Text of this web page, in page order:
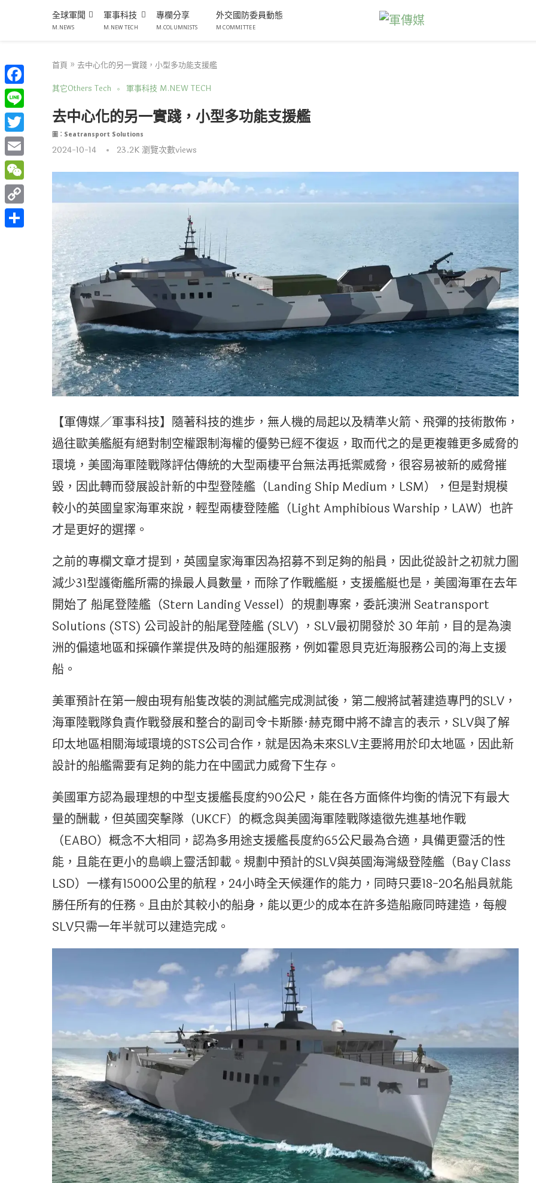
全球軍聞
M.NEWS
軍事科技
M.NEW TECH
專欄分享
M.COLUMNISTS
外交國防委員動態
M COMMITTEE
首頁 » 去中心化的另一實踐，小型多功能支援艦
其它Others Tech
軍事科技 M.NEW TECH
去中心化的另一實踐，小型多功能支援艦
圖：Seatransport Solutions
2024-10-14 23.2K瀏覽次數views
【軍傳媒／軍事科技】隨著科技的進步，無人機的局起以及精準火箭、飛彈的技術散佈，
過往歐美艦艇有絕對制空權跟制海權的優勢已經不復返，取而代之的是更複雜更多威脅的
環境，美國海軍陸戰隊評估傳統的大型兩棲平台無法再抵禦威脅，很容易被新的威脅摧
毀，因此轉而發展設計新的中型登陸艦（Landing Ship Medium，LSM），但是對規模
較小的英國皇家海軍來說，輕型兩棲登陸艦（Light Amphibious Warship，LAW）也許
才是更好的選擇。
之前的專欄文章才提到，英國皇家海軍因為招募不到足夠的船員，因此從設計之初就力圖
減少31型護衛艦所需的操最人員數量，而除了作戰艦艇，支援艦艇也是，美國海軍在去年
開始了 船尾登陸艦（Stern Landing Vessel）的規劃專案，委託澳洲 Seatransport
Solutions (STS) 公司設計的船尾登陸艦 (SLV) ，SLV最初開發於 30 年前，目的是為澳
洲的偏遠地區和採礦作業提供及時的船運服務，例如霍恩貝克近海服務公司的海上支援
船。
美軍預計在第一艘由現有船隻改裝的測試艦完成測試後，第二艘將試著建造專門的SLV，
海軍陸戰隊負責作戰發展和整合的副司令卡斯滕·赫克爾中將不諱言的表示，SLV與了解
印太地區相關海域環境的STS公司合作，就是因為未來SLV主要將用於印太地區，因此新
設計的船艦需要有足夠的能力在中國武力威脅下生存。
美國軍方認為最理想的中型支援艦長度約90公尺，能在各方面條件均衡的情況下有最大
量的酬載，但英國突擊隊（UKCF）的概念與美國海軍陸戰隊遠徵先進基地作戰
（EABO）概念不大相同，認為多用途支援艦長度約65公尺最為合適，具備更靈活的性
能，且能在更小的島嶼上靈活卸載。規劃中預計的SLV與英國海灣級登陸艦（Bay Class
LSD）一樣有15000公里的航程，24小時全天候運作的能力，同時只要18-20名船員就能
勝任所有的任務。且由於其較小的船身，能以更少的成本在許多造船廠同時建造，每艘
SLV只需一年半就可以建造完成。
Facebook
Line
Twitter
Email
WeChat
Copy
Link